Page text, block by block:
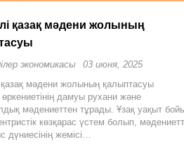
қазақ мәдени жолының
экономикасы
03 июня, 2025
қазақ мәдени жолының қалыптасуы
дамуы рухани және
мәдениеттен тұрады. Ұзақ уақыт
көзқарас үстем болып,
дүниесінің жемісі…